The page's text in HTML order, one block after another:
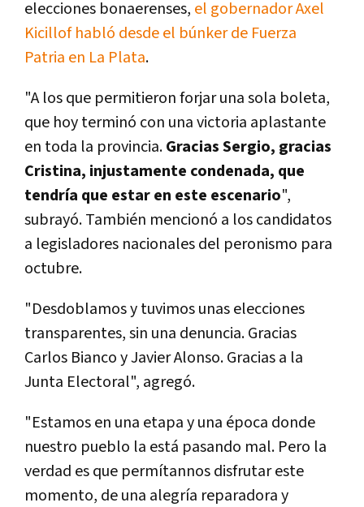
elecciones bonaerenses, el gobernador Axel
Kicillof habló desde el búnker de Fuerza
Patria en La Plata.
"A los que permitieron forjar una sola boleta,
que hoy terminó con una victoria aplastante
en toda la provincia.Gracias Sergio, gracias
Cristina, injustamente condenada, que
tendría que estar en este escenario",
subrayó. También mencionó a los candidatos
a legisladores nacionales del peronismo para
octubre.
"Desdoblamos y tuvimos unas elecciones
transparentes, sin una denuncia. Gracias
Carlos Bianco y Javier Alonso. Gracias a la
Junta Electoral", agregó.
"Estamos en una etapa y una época donde
nuestro pueblo la está pasando mal. Pero la
verdad es que permítannos disfrutar este
momento, de una alegría reparadora y